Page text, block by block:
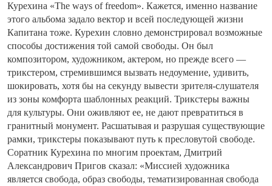
Курехина «The ways of freedom». Кажется, именно название
этого альбома задало вектор и всей последующей жизни
Капитана тоже. Курехин словно демонстрировал возможные
способы достижения той самой свободы. Он был
композитором, художником, актером, но прежде всего —
трикстером, стремившимся вызвать недоумение, удивить,
шокировать, хотя бы на секунду вывести зрителя-слушателя
из зоны комфорта шаблонных реакций. Трикстеры важны
для культуры. Они оживляют ее, не дают превратиться в
гранитный монумент. Расшатывая и разрушая существующие
рамки, трикстеры показывают путь к пресловутой свободе.
Соратник Курехина по многим проектам, Дмитрий
Александрович Пригов сказал: «Миссией художника
является свобода, образ свободы, тематизированная свобода